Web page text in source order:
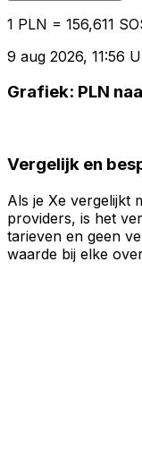
1 PLN = 156,611
9 aug 2026, 11:56
Grafiek: PLN
Vergelijk en
Als je Xe vergelijkt
providers, is het
tarieven en geen
waarde bij elke